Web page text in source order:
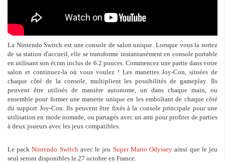
La Nintendo Switch est une console de salon unique. Lorsque vous la sortez
de sa station d'accueil, elle se transforme instantanément en console portable
en utilisant son écran inclus de 6.2 pouces. Commencez une partie dans votre
salon et continuez-la où vous voulez ! Les manettes Joy-Con, situées de
chaque côté de la console, multiplient les possibilités de gameplay. Ils
peuvent être utilisés de manière autonome, un dans chaque main, ou
ensemble pour former une manette unique en les emboîtant de chaque côté
du support Joy-Con. Ils peuvent être fixés à la console principale pour une
utilisation en mode nomade, ou partagés avec un ami pour profiter de parties
à deux joueurs avec les jeux compatibles.
Le packNintendo Switchavec le jeu Super Mario Odyssey ainsi que le jeu
seul seront disponibles le 27 octobre en France.